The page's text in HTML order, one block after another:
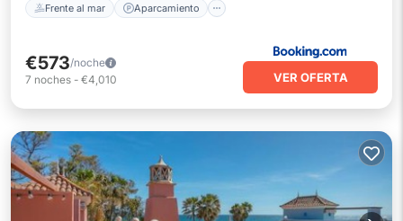
Frente al mar Aparcamiento
€573/noche
7 noches - €4,010 VER OFERTA